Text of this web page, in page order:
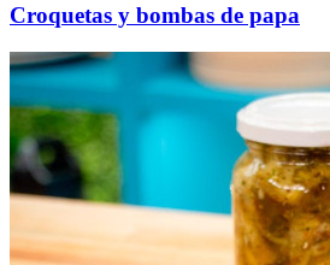
Croquetas y bombas de papa